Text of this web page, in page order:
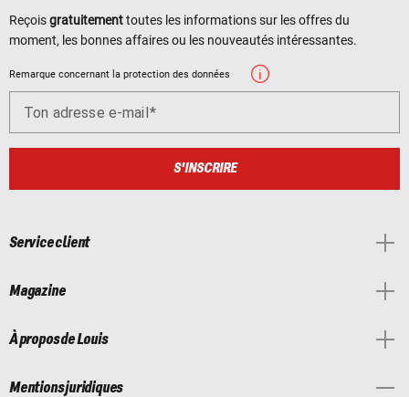
Reçoisgratuitementtoutes les informations sur les offres du
moment, les bonnes affaires ou les nouveautés intéressantes.
Remarque concernant la protection des données
Ton adresse e-mail
S'INSCRIRE
Service client
Magazine
À propos de Louis
Mentions juridiques